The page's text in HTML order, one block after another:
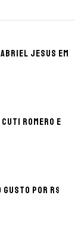
Jesus em
Romero e
por R$